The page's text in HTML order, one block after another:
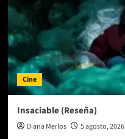
Cine
Insaciable (Reseña)
Diana Merlos 5 agosto, 2026